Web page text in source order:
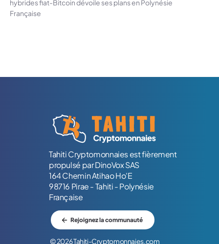
hybrides fiat-Bitcoin dévoile ses plans en Polynésie
Française
Tahiti Cryptomonnaies est fièrement
propulsé par DinoVox SAS
164 Chemin Atihao Ho'E
98716 Pirae - Tahiti - Polynésie
Française
Rejoignez la communauté
© 2026 Tahiti-Cryptomonnaies.com